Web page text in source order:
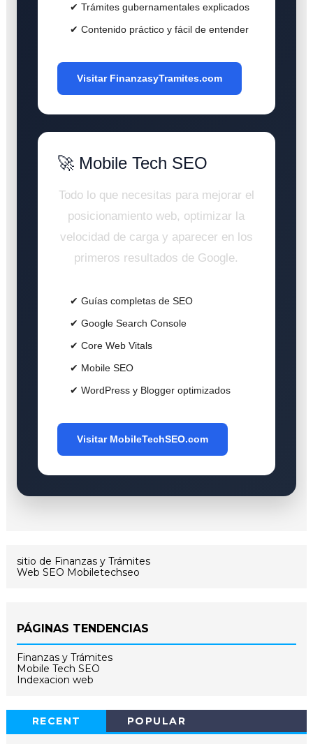
✔ Trámites gubernamentales explicados
✔ Contenido práctico y fácil de entender
Visitar FinanzasyTramites.com
🚀 Mobile Tech SEO
Todo lo que necesitas para mejorar el
posicionamiento web, optimizar la
velocidad de carga y aparecer en los
primeros resultados de Google.
✔ Guías completas de SEO
✔ Google Search Console
✔ Core Web Vitals
✔ Mobile SEO
✔ WordPress y Blogger optimizados
Visitar MobileTechSEO.com
sitio de Finanzas y Trámites
Web SEO Mobiletechseo
PÁGINAS TENDENCIAS
Finanzas y Trámites
Mobile Tech SEO
Indexacion web
RECENT POPULAR